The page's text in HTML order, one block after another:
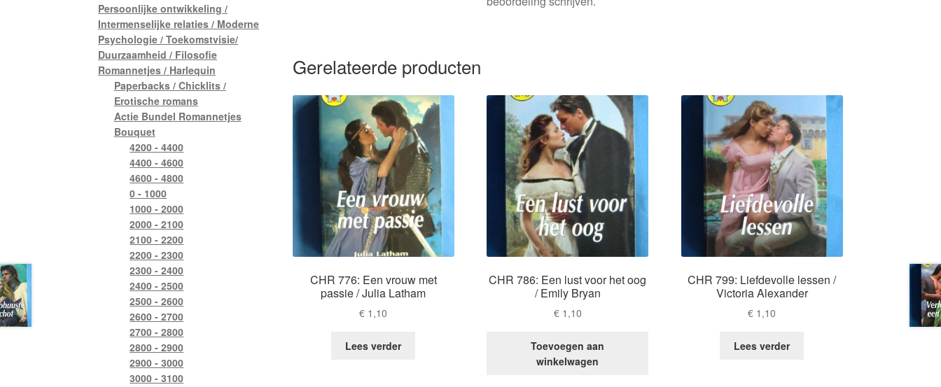
Gerelateerde producten
CHR 776: Een vrouw met
passie / Julia Latham
€ 1,10
Lees verder
CHR 786: Een lust voor het oog
/ Emily Bryan
€1,10
Toevoegen aan
winkelwagen
CHR 799: Liefdevolle lessen /
Victoria Alexander
€ 1,10
Lees verder
Persoonlijke ontwikkeling /
Intermenselijke relaties / Moderne
Psychologie / Toekomstvisie/
Duurzaamheid / Filosofie
Romannetjes / Harlequin
Paperbacks / Chicklits /
Erotische romans
Actie Bundel Romannetjes
Bouquet
4200 - 4400
4400 - 4600
4600 - 4800
0 - 1000
1000 - 2000
2000 - 2100
2100 - 2200
2200 - 2300
2300 - 2400
2400 - 2500
2500 - 2600
2600 - 2700
2700 - 2800
2800 - 2900
2900 - 3000
3000 - 3100